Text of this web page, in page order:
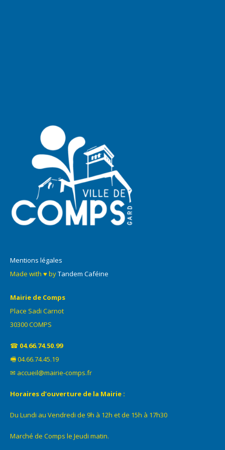
Mentions légales
Made with ♥ byTandem Caféine
Mairie de Comps
Place Sadi Carnot
30300 COMPS
☎ 04.66.74.50.99
🖷 04.66.74.45.19
✉ accueil@mairie-comps.fr
Horaires d’ouverture de la Mairie :
Du Lundi au Vendredi de 9h à 12h et de 15h à 17h30
Marché de Comps le Jeudi matin.